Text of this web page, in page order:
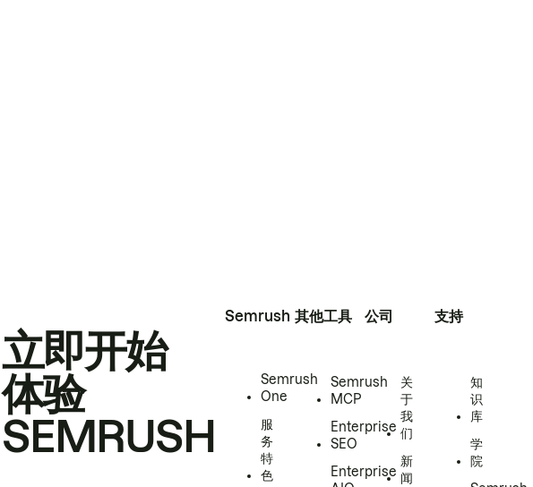
立即开始
体验
SEMRUSH
Semrush
Semrush
One
服
务
特
色
其他工具
Semrush
MCP
Enterprise
SEO
Enterprise
公司
关
于
我
们
新
闻
支持
知
识
库
学
院